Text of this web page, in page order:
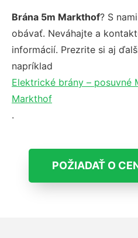
Brána 5m Markthof? S
obávať. Neváhajte a
informácií. Prezrite si aj
napríklad
Elektrické brány – posuvné
Markthof
.
POŽIADAŤ O